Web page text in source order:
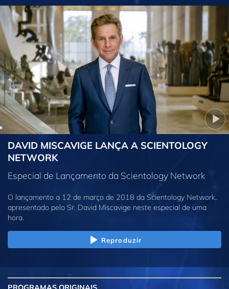
DAVID MISCAVIGE LANÇA A SCIENTOLOGY
NETWORK
Especial de Lançamento da Scientology Network
O lançamento a 12 de março de 2018 da Scientology Network,
apresentado pelo Sr. David Miscavige neste especial de uma
hora.
Reproduzir